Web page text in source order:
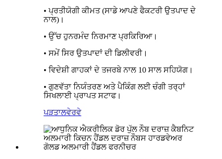
• ਪ੍ਰਤੀਯੋਗੀ ਕੀਮਤ (ਸਾਡੇ ਆਪਣੇ ਫੈਕਟਰੀ ਉਤਪਾਦ ਦੇ
ਨਾਲ)।
• ਉੱਚ ਹੁਨਰਮੰਦ ਨਿਰਮਾਣ ਪ੍ਰਕਿਰਿਆ।
• ਸਮੇਂ ਸਿਰ ਉਤਪਾਦਾਂ ਦੀ ਡਿਲੀਵਰੀ।
• ਵਿਦੇਸ਼ੀ ਗਾਹਕਾਂ ਦੇ ਤਜਰਬੇ ਨਾਲ 10 ਸਾਲ ਸਹਿਯੋਗ।
• ਗੁਣਵੱਤਾ ਨਿਯੰਤਰਣ ਅਤੇ ਪੈਕਿੰਗ ਲਈ ਚੰਗੀ ਤਰ੍ਹਾਂ
ਸਿਖਲਾਈ ਪ੍ਰਾਪਤ ਸਟਾਫ।
ਪੜਤਾਲਵੇਰਵੇ